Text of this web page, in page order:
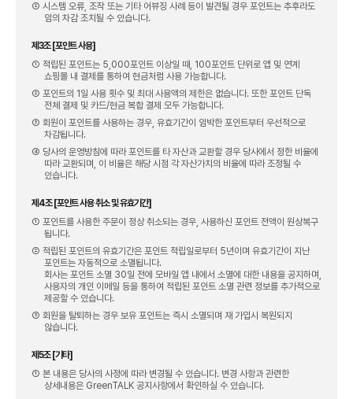
② 시스템 오류, 조작 또는 기타 어뷰징 사례 등이 발견될 경우 포인트는 추후라도
임의 차감 조치될 수 있습니다.
제3조 [포인트 사용]
① 적립된 포인트는 5,000포인트 이상일 때, 100포인트 단위로 앱 및 연계
쇼핑몰 내 결제를 통하여 현금처럼 사용 가능합니다.
② 포인트의 1일 사용 횟수 및 최대 사용액의 제한은 없습니다. 또한 포인트 단독
전체 결제 및 카드/현금 복합 결제 모두 가능합니다.
③ 회원이 포인트를 사용하는 경우, 유효기간이 임박한 포인트부터 우선적으로
차감됩니다.
④ 당사의 운영방침에 따라 포인트를 타 자산과 교환할 경우 당사에서 정한 비율에
따라 교환되며, 이 비율은 해당 시점 각 자산가치의 비율에 따라 조정될 수
있습니다.
제4조 [포인트 사용 취소 및 유효기간]
① 포인트를 사용한 주문이 정상 취소되는 경우, 사용하신 포인트 전액이 원상복구
됩니다.
② 적립된 포인트의 유효기간은 포인트 적립일로부터 5년이며 유효기간이 지난
포인트는 자동적으로 소멸됩니다.
회사는 포인트 소멸 30일 전에 모바일 앱 내에서 소멸에 대한 내용을 공지하며,
사용자의 개인 이메일 등을 통하여 적립된 포인트 소멸 관련 정보를 추가적으로
제공할 수 있습니다.
③ 회원을 탈퇴하는 경우 보유 포인트는 즉시 소멸되며 재 가입시 복원되지
않습니다.
제5조 [기타]
① 본 내용은 당사의 사정에 따라 변경될 수 있습니다. 변경 사항과 관련한
상세내용은 GreenTALK 공지사항에서 확인하실 수 있습니다.